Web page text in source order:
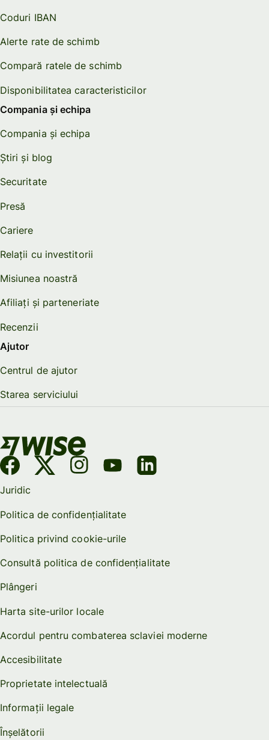
Coduri IBAN
Alerte rate de schimb
Compară ratele de schimb
Disponibilitatea caracteristicilor
Compania și echipa
Compania și echipa
Știri și blog
Securitate
Presă
Cariere
Relații cu investitorii
Misiunea noastră
Afiliați și parteneriate
Recenzii
Ajutor
Centrul de ajutor
Starea serviciului
Juridic
Politica de confidențialitate
Politica privind cookie-urile
Consultă politica de confidențialitate
Plângeri
Harta site-urilor locale
Acordul pentru combaterea sclaviei moderne
Accesibilitate
Proprietate intelectuală
Informații legale
Înșelătorii